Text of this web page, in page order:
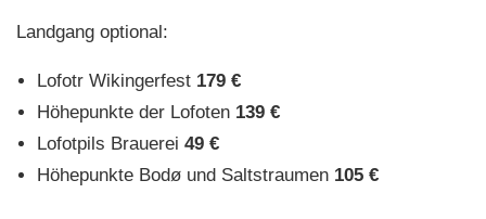
Landgang optional:
Lofotr Wikingerfest 179 €
Höhepunkte der Lofoten 139 €
Lofotpils Brauerei 49 €
Höhepunkte Bodø und Saltstraumen 105 €